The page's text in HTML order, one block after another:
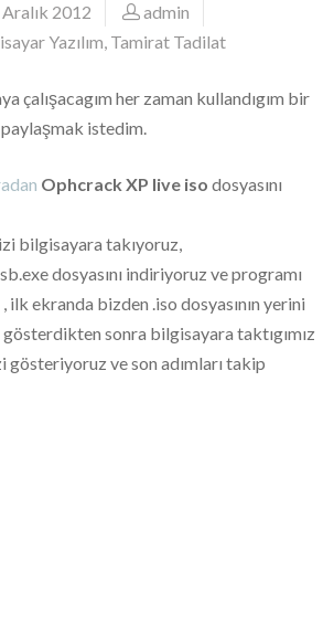
2012
admin
Yazılım, Tamirat Tadilat
çalışacagım her zaman kullandıgım bir
istedim.
Ophcrack XP live iso dosyasını
bilgisayara takıyoruz,
dosyasını indiriyoruz ve programı
, ilk ekranda bizden .iso dosyasının yerini
sonra bilgisayara taktıgımız
gösteriyoruz ve son adımları takip